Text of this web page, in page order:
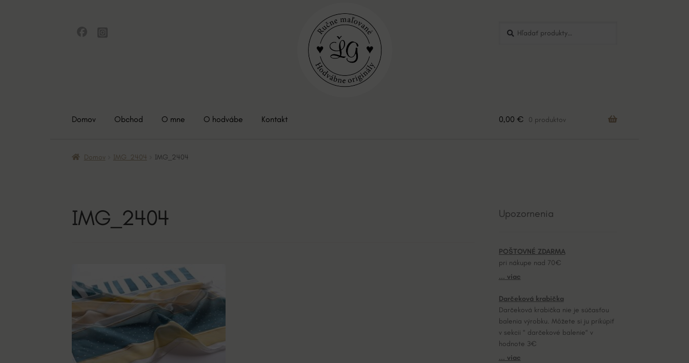
Domov Obchod O mne O hodvábe Kontakt 0,00 € 0 produktov
Domov IMG_2404 IMG_2404
IMG_2404 Upozornenia
POŠTOVNÉ ZDARMA
pri nákupe nad 70€
... viac
Darčeková krabička
Darčeková krabička nie je súčasťou
balenia výrobku. Môžete si ju prikúpiť
v sekcii “ darčekové balenie“ v
hodnote 3€
... viac